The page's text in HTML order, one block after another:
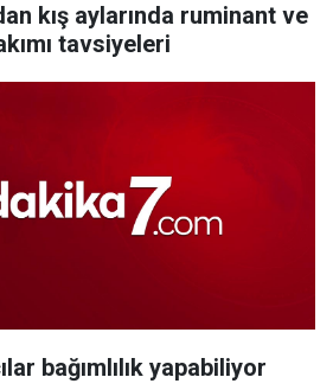
kış aylarında ruminant ve
tavsiyeleri
bağımlılık yapabiliyor